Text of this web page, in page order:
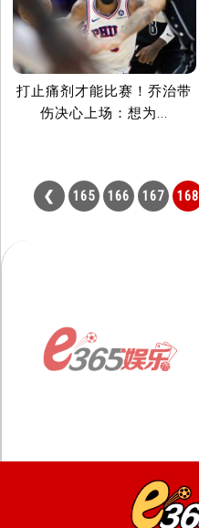
打止痛剂才能比赛！乔治带
伤决心上场：想为...
165 166 167 168